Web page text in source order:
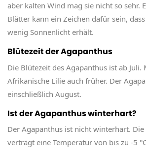
aber kalten Wind mag sie nicht so sehr.
Blätter kann ein Zeichen dafür sein,
wenig Sonnenlicht erhält.
Blütezeit der Agapanthus
Die Blütezeit des Agapanthus ist ab
Afrikanische Lilie auch früher. Der
einschließlich August.
Ist der Agapanthus winterhart?
Der Agapanthus ist nicht winterhart.
verträgt eine Temperatur von bis zu -5